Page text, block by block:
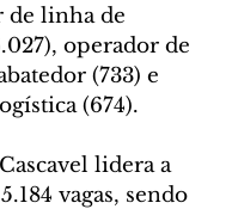
de linha de
operador de
(733) e
(674).
lidera a
vagas, sendo